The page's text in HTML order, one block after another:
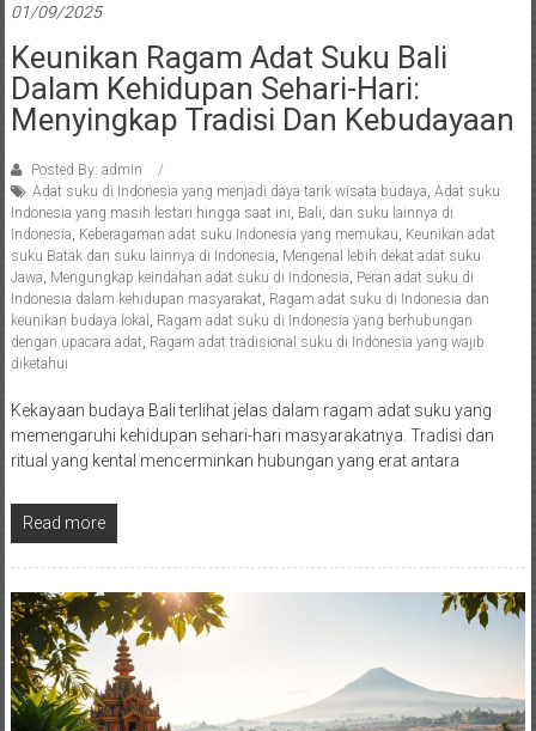
01/09/2025
Keunikan Ragam Adat Suku Bali
Dalam Kehidupan Sehari-Hari:
Menyingkap Tradisi Dan Kebudayaan
Posted By: admin
Adat suku di Indonesia yang menjadi daya tarik wisata budaya Adat suku
Indonesia yang masih lestari hingga saat ini Bali dan suku lainnya di
Indonesia Keberagaman adat suku Indonesia yang memukau Keunikan adat
suku Batak dan suku lainnya di Indonesia Mengenal lebih dekat adat suku
Jawa Mengungkap keindahan adat suku di Indonesia Peran adat suku di
Indonesia dalam kehidupan masyarakat Ragam adat suku di Indonesia dan
keunikan budaya lokal
Ragam adat suku di Indonesia yang berhubungan
dengan upacara adat Ragam adat tradisional suku di Indonesia yang wajib
diketahui
Kekayaan budaya Bali terlihat jelas dalam ragam adat suku yang
memengaruhi kehidupan sehari-hari masyarakatnya. Tradisi dan
ritual yang kental mencerminkan hubungan yang erat antara
Read more